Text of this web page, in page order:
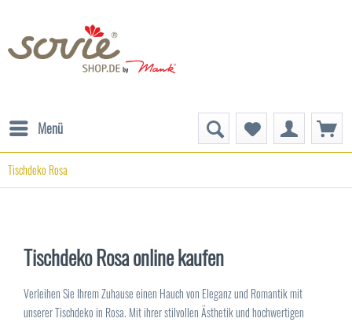
Menü
Tischdeko Rosa
Tischdeko Rosa online kaufen
Verleihen Sie Ihrem Zuhause einen Hauch von Eleganz und Romantik mit
unserer Tischdeko in Rosa. Mit ihrer stilvollen Ästhetik und hochwertigen